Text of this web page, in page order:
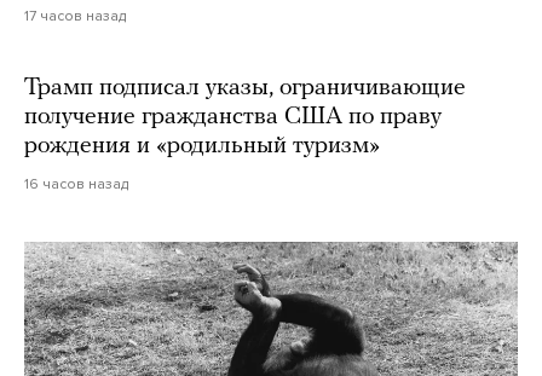
17 часов назад
Трамп подписал указы, ограничивающие
получение гражданства США по праву
рождения и «родильный туризм»
16 часов назад